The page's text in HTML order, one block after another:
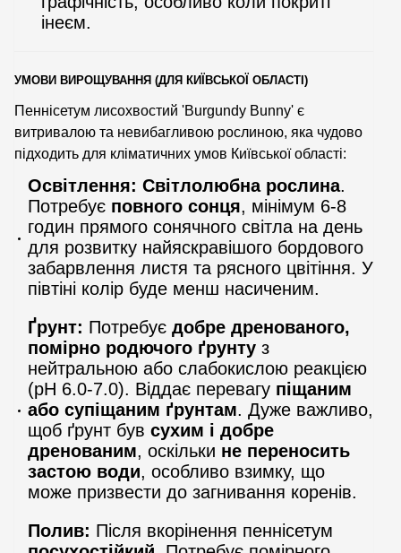
інеєм.
УМОВИ ВИРОЩУВАННЯ (ДЛЯ КИЇВСЬКОЇ ОБЛАСТІ)
Пеннісетум лисохвостий 'Burgundy Bunny' є
витривалою та невибагливою рослиною, яка чудово
підходить для кліматичних умов Київської області:
Освітлення: Світлолюбна рослина.
Потребує повного сонця, мінімум 6-8
годин прямого сонячного світла на день
для розвитку найяскравішого бордового
забарвлення листя та рясного цвітіння. У
півтіні колір буде менш насиченим.
Ґрунт: Потребує добре дренованого,
помірно родючого ґрунту з
нейтральною або слабокислою реакцією
(pH 6.0-7.0). Віддає перевагу піщаним
або супіщаним ґрунтам. Дуже важливо,
щоб ґрунт був сухим і добре
дренованим, оскільки не переносить
застою води, особливо взимку, що
може призвести до загнивання коренів.
Полив: Після вкорінення пеннісетум